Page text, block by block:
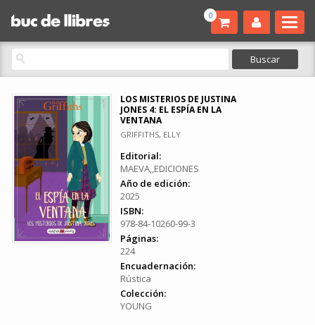
0
LOS MISTERIOS DE JUSTINA
JONES 4: EL ESPÍA EN LA
VENTANA
GRIFFITHS, ELLY
Editorial:
MAEVA,,EDICIONES
Año de edición:
2025
ISBN:
978-84-10260-99-3
Páginas:
224
Encuadernación:
Rústica
Colección:
YOUNG